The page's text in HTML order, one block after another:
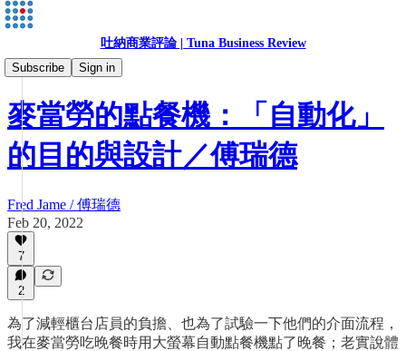
吐納商業評論 | Tuna Business Review
Subscribe
Sign in
主編傅瑞德
麥當勞的點餐機：「自動化」
的目的與設計／傅瑞德
Fred Jame / 傅瑞德
Feb 20, 2022
7
2
為了減輕櫃台店員的負擔、也為了試驗一下他們的介面流程，
我在麥當勞吃晚餐時用大螢幕自動點餐機點了晚餐；老實說體